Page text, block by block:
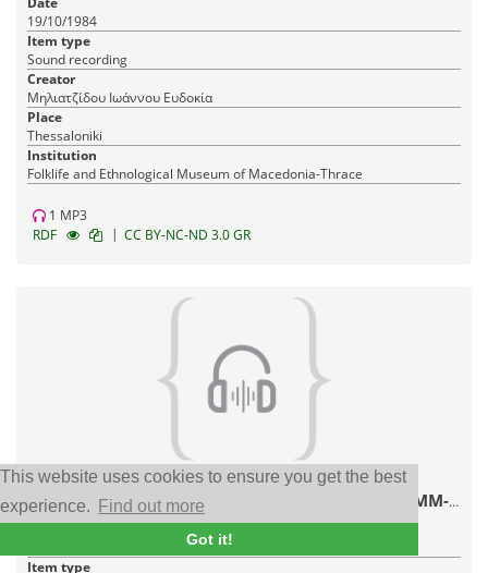
This website uses cookies to ensure you get the best
experience.
Find out more
Got it!
19/10/1984
Item type
Sound recording
Creator
Μηλιατζίδου Ιωάννου Ευδοκία
Place
Thessaloniki
Institution
Fοlklife and Ethnological Museum of Macedonia-Thrace
1 MP3
RDF
| CC BY-NC-ND 3.0 GR
Συνεντεύξεις κατοίκων της Θεσσαλονίκης, στο
πλαίσιο της προετοιμασίας της έκθεσης του ΛΕΜΜ-
Θ "Αστικό Σπίτι Θεσσαλονίκης, 1880-1912".
Date
Item type